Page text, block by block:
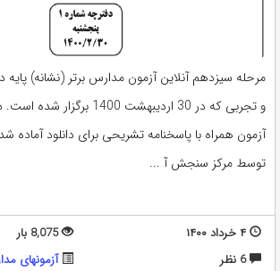
مرحله سیزدهم آنلاین آزمون مدارس برتر (نشانه)
و تجربی که در 30 اردیبهشت
آزمون همراه با پاسخنامه تشریحی برای دانلود آماده
توسط مرکز سنجش آ ...
۴ خرداد ۱۴۰۰
8,075 بار
6 نظر
آزمونهای